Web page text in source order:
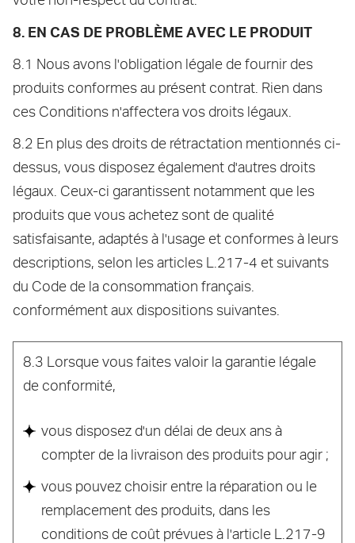
8. EN CAS DE PROBLÈME AVEC LE PRODUIT
8.1 Nous avons l'obligation légale de fournir des
produits conformes au présent contrat. Rien dans
ces Conditions n'affectera vos droits légaux.
8.2 En plus des droits de rétractation mentionnés ci-
dessus, vous disposez également d'autres droits
légaux. Ceux-ci garantissent notamment que les
produits que vous achetez sont de qualité
satisfaisante, adaptés à l'usage et conformes à leurs
descriptions, selon les articles L.217-4 et suivants
du Code de la consommation français.
conformément aux dispositions suivantes.
8.3 Lorsque vous faites valoir la garantie légale
de conformité,
vous disposez d'un délai de deux ans à
compter de la livraison des produits pour agir ;
vous pouvez choisir entre la réparation ou le
remplacement des produits, dans les
conditions de coût prévues à l'article L.217-9